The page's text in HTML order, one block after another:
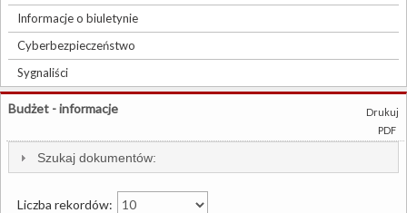
Informacje o biuletynie
Cyberbezpieczeństwo
Sygnaliści
Drukuj
PDF
Budżet - informacje
Szukaj dokumentów:
Liczba rekordów: